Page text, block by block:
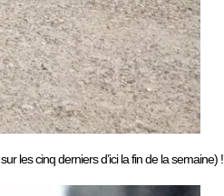
les cinq derniers d’ici la fin de la semaine) !